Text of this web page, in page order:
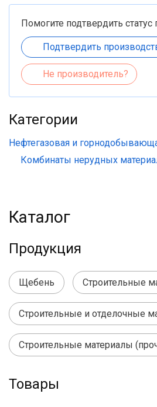
Помогите подтвердить статус
Подтвердить
Не производитель?
Категории
Нефтегазовая и
Комбинаты нерудных
Каталог
Продукция
Щебень Строительные
Строительные и отделочные
Строительные материалы
Товары